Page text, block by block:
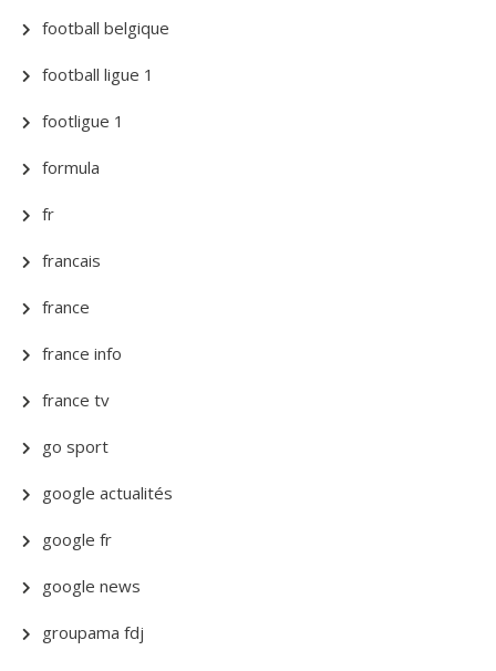
football belgique
football ligue 1
footligue 1
formula
fr
francais
france
france info
france tv
go sport
google actualités
google fr
google news
groupama fdj